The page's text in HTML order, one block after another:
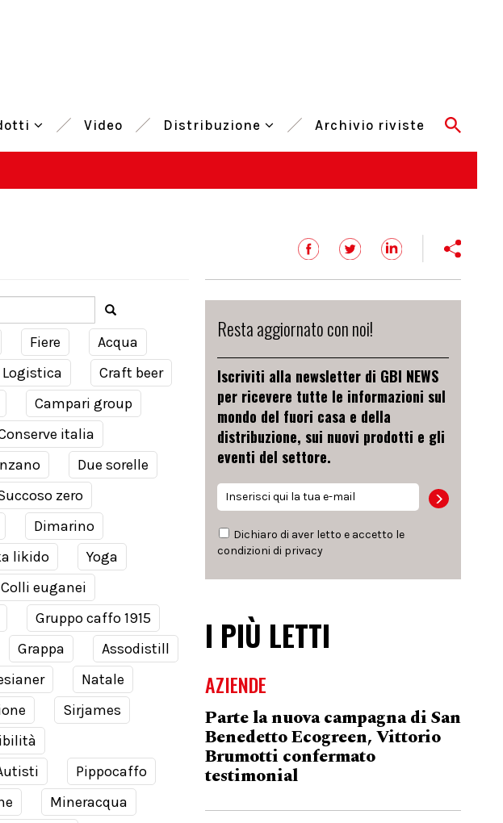
Video Distribuzione Archivio riviste
Fiere
Acqua
Logistica
Craft beer
Campari group
italia
Due sorelle
zero
Dimarino
likido
Yoga
Colli euganei
Gruppo caffo 1915
Grappa
Assodistill
Natale
Sirjames
Pippocaffo
Mineracqua
Resta aggiornato con noi!
Iscriviti alla newsletter di GBI NEWS
per ricevere tutte le informazioni sul
mondo del fuori casa e della
distribuzione, sui nuovi prodotti e gli
eventi del settore.
Dichiaro di aver letto e accetto le
condizioni di privacy
I PIÙ LETTI
AZIENDE
Parte la nuova campagna di San
Benedetto Ecogreen, Vittorio
Brumotti confermato
testimonial